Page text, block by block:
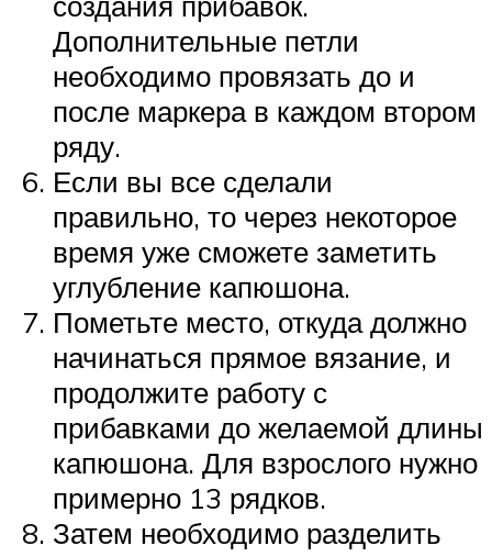
Дополнительные петли
необходимо провязать до и
после маркера в каждом втором
ряду.
Если вы все сделали
правильно, то через некоторое
время уже сможете заметить
углубление капюшона.
Пометьте место, откуда должно
начинаться прямое вязание, и
продолжите работу с
прибавками до желаемой длины
капюшона. Для взрослого нужно
примерно 13 рядков.
Затем необходимо разделить